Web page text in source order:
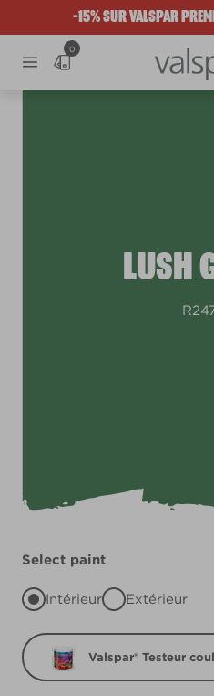
-15% SUR VALSPAR
0
LUSH
Select paint
Intérieur Extérieur
Valspar® Testeur